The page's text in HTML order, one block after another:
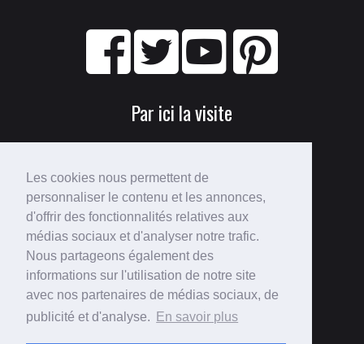
Les cookies nous permettent de
personnaliser le contenu et les annonces,
d'offrir des fonctionnalités relatives aux
médias sociaux et d'analyser notre trafic.
Nous partageons également des
informations sur l'utilisation de notre site
avec nos partenaires de médias sociaux, de
publicité et d'analyse.
En savoir plus
Par ici la visite
Perdu ?
Voici leplan du site!